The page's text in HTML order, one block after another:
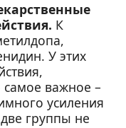
К
У этих
самое важное –
усиления
группы не